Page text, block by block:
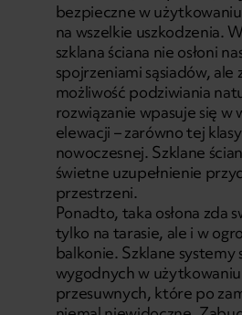
bezpieczne w
na wszelkie uszkodzenia.
szklana ściana nie osłoni
spojrzeniami sąsiadów, ale
możliwość podziwiania
rozwiązanie wpasuje się w
elewacji – zarówno tej
nowoczesnej. Szklane
świetne uzupełnienie
przestrzeni.
Ponadto, taka osłona zda
tylko na tarasie, ale i w
balkonie. Szklane systemy
wygodnych w
przesuwnych, które po